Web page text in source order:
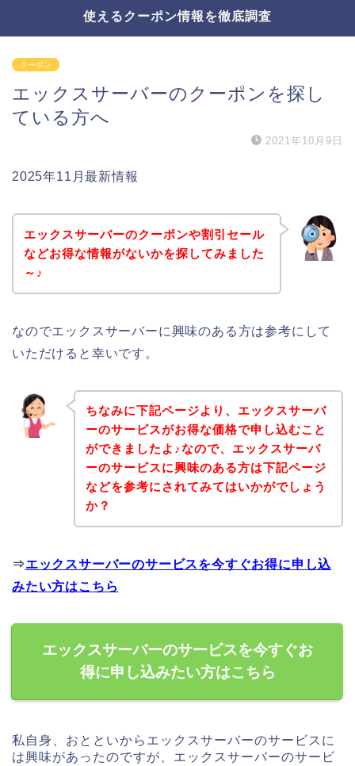
使えるクーポン情報を徹底調査
クーポン
エックスサーバーのクーポンを探し
ている方へ
2021年10月9日
2025年11月最新情報
エックスサーバーのクーポンや割引セール
などお得な情報がないかを探してみました
～♪
なのでエックスサーバーに興味のある方は参考にして
いただけると幸いです。
ちなみに下記ページより、エックスサーバ
ーのサービスがお得な価格で申し込むこと
ができましたよ♪なので、エックスサーバ
ーのサービスに興味のある方は下記ページ
などを参考にされてみてはいかがでしょう
か？
⇒エックスサーバーのサービスを今すぐお得に申し込
みたい方はこちら
エックスサーバーのサービスを今すぐお
得に申し込みたい方はこちら
私自身、おとといからエックスサーバーのサービスに
は興味があったのですが、エックスサーバーのサービ